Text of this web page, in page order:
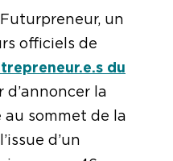
Futurpreneur, un
officiels de
du
d’annoncer la
sommet de la
d’un